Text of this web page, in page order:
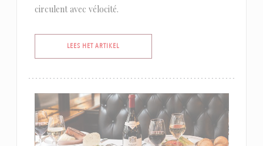
circulent avec vélocité.
LEES HET ARTIKEL((OPENT IN EEN NIEUW VENSTER))